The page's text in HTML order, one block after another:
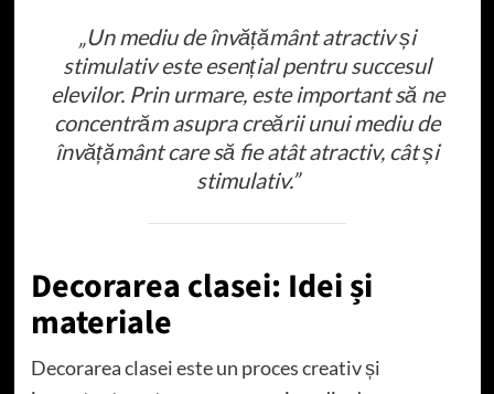
„Un mediu de învățământ atractiv și
stimulativ este esențial pentru succesul
elevilor. Prin urmare, este important să ne
concentrăm asupra creării unui mediu de
învățământ care să fie atât atractiv, cât și
stimulativ.”
Decorarea clasei: Idei și
materiale
Decorarea clasei este un proces creativ și